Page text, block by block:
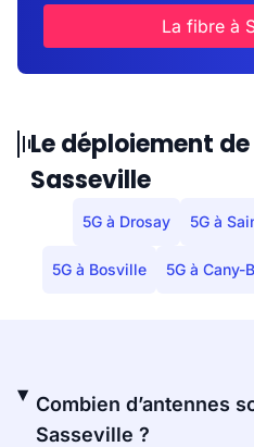
La fibre à
Le déploiement
Sasseville
5G à Drosay 5G à
5G à Bosville 5G à Cany-
Combien d’antennes
Sasseville ?